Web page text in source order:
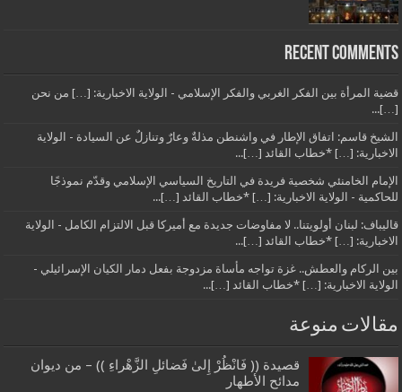
Recent Comments
قضية المرأة بين الفكر الغربي والفكر الإسلامي - الولاية الاخبارية: […] من نحن
[…]...
الشيخ قاسم: اتفاق الإطار في واشنطن مذلةٌ وعارٌ وتنازلٌ عن السيادة - الولاية
الاخبارية: […] *خطاب القائد […]...
الإمام الخامنئي شخصية فريدة في التاريخ السياسي الإسلامي وقدّم نموذجًا
للحاكمية - الولاية الاخبارية: […] *خطاب القائد […]...
قاليباف: لبنان أولويتنا.. لا مفاوضات جديدة مع أميركا قبل الالتزام الكامل - الولاية
الاخبارية: […] *خطاب القائد […]...
بين الركام والعطش.. غزة تواجه مأساة مزدوجة بفعل دمار الكيان الإسرائيلي -
الولاية الاخبارية: […] *خطاب القائد […]...
مقالات منوعة
قصيدة (( فَانْظُرْ إِلىٰ فَضائلِ الزَّهْراءِ )) – من ديوان
مدائح الأطهار